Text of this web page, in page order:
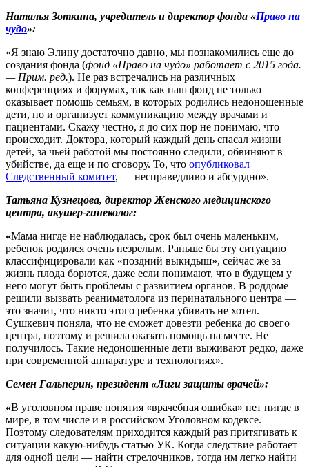
Наталья Зоткина, учредитель и директор фонда «Право на
чудо»:
«Я знаю Элину достаточно давно, мы познакомились еще до
создания фонда (фонд «Право на чудо» работает с 2015 года.
— Прим. ред.). Не раз встречались на различных
конференциях и форумах, так как наш фонд не только
оказывает помощь семьям, в которых родились недоношенные
дети, но и организует коммуникацию между врачами и
пациентами. Скажу честно, я до сих пор не понимаю, что
происходит. Доктора, который каждый день спасал жизни
детей, за чьей работой мы постоянно следили, обвиняют в
убийстве, да еще и по сговору. То, что опубликовал
Следственный комитет, — несправедливо и абсурдно».
Татьяна Кузнецова, директор Женского медицинского
центра, акушер-гинеколог:
«Мама нигде не наблюдалась, срок был очень маленьким,
ребенок родился очень незрелым. Раньше бы эту ситуацию
классифицировали как «поздний выкидыш», сейчас же за
жизнь плода борются, даже если понимают, что в будущем у
него могут быть проблемы с развитием органов. В роддоме
решили вызвать реаниматолога из перинатального центра —
это значит, что никто этого ребенка убивать не хотел.
Сушкевич поняла, что не сможет довезти ребенка до своего
центра, поэтому и решила оказать помощь на месте. Не
получилось. Такие недоношенные дети выживают редко, даже
при современной аппаратуре и технологиях».
Семен Гальперин, президент «Лиги защиты врачей»:
«В уголовном праве понятия «врачебная ошибка» нет нигде в
мире, в том числе и в российском Уголовном кодексе.
Поэтому следователям приходится каждый раз притягивать к
ситуации какую-нибудь статью УК. Когда следствие работает
для одной цели — найти стрелочников, тогда им легко найти